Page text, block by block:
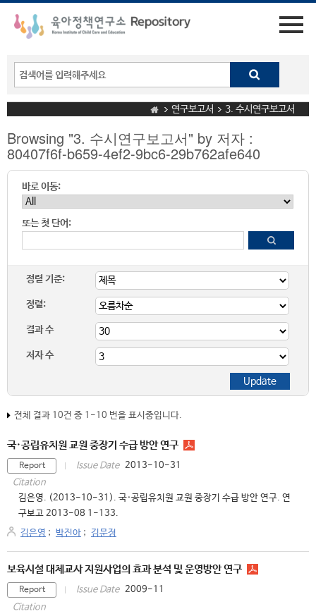
연구보고서 3. 수시연구보고서
Browsing "3. 수시연구보고서" by 저자 :
80407f6f-b659-4ef2-9bc6-29b762afe640
바로 이동:
또는 첫 단어:
정렬 기준:
정렬:
결과 수
저자 수
전체 결과 10건 중 1-10 번을 표시중입니다.
국·공립유치원 교원 중장기 수급 방안 연구
Report Issue Date 2013-10-31
Citation
김은영. (2013-10-31). 국·공립유치원 교원 중장기 수급 방안 연구. 연
구보고 2013-08 1-133.
김은영 ; 박진아 ; 김문정
보육시설 대체교사 지원사업의 효과 분석 및 운영방안 연구
Report Issue Date 2009-11
Citation